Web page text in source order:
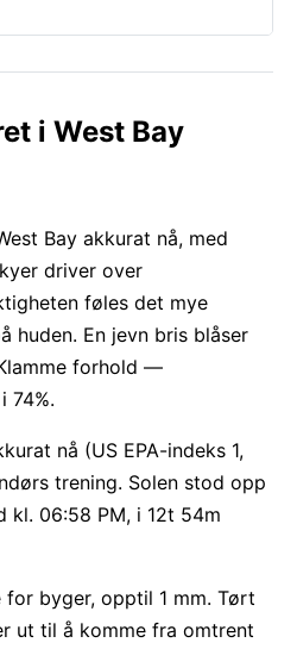
i West Bay
Bay akkurat nå, med
driver over
føles det mye
huden. En jevn bris blåser
forhold —
74%.
nå (US EPA-indeks 1,
trening. Solen stod opp
kl. 06:58 PM, i 12t 54m
byger, opptil 1 mm. Tørt
ut til å komme fra omtrent